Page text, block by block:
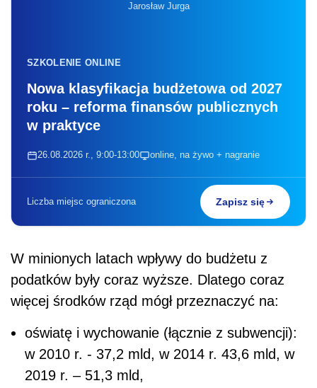
Jarosław Jurga
SZKOLENIE ONLINE
Nowa klasyfikacja budżetowa od 2027
roku – reforma finansów publicznych
w praktyce
26.08.2026 r., 9:00-13:00 online, na żywo + nagranie
Liczba miejsc ograniczona Zapisz się
W minionych latach wpływy do budżetu z
podatków były coraz wyższe. Dlatego coraz
więcej środków rząd mógł przeznaczyć na:
oświatę i wychowanie (łącznie z subwencji):
w 2010 r. - 37,2 mld, w 2014 r. 43,6 mld, w
2019 r. – 51,3 mld,